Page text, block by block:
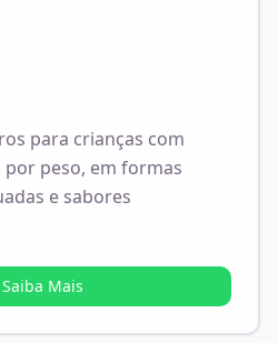
para crianças com
por peso, em formas
e sabores
Saiba Mais